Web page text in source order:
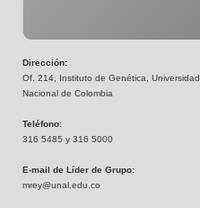
Dirección:
Of. 214, Instituto de Genética, Universidad
Nacional de Colombia
Teléfono:
316 5485 y 316 5000
E-mail de Líder de Grupo:
mrey@unal.edu.co